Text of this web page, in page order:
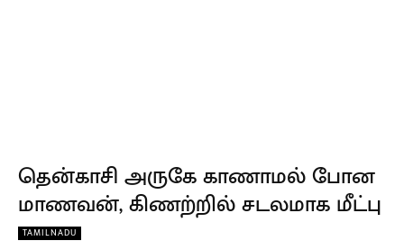
தென்காசி அருகே காணாமல் போன
மாணவன், கிணற்றில் சடலமாக மீட்பு
TAMILNADU